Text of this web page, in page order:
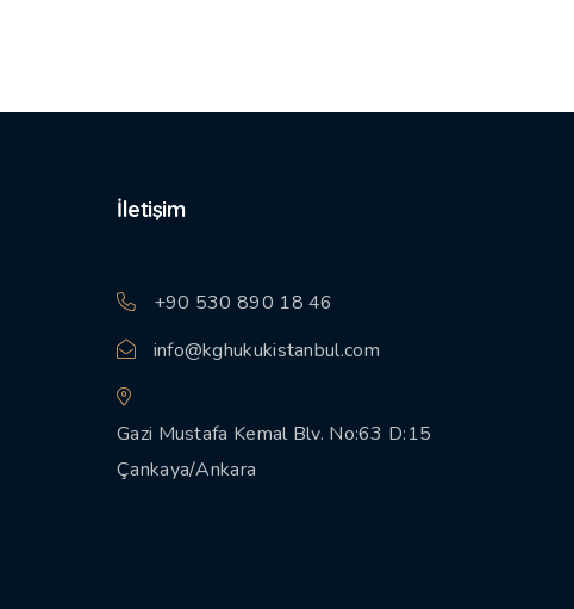
İletişim
+90 530 890 18 46
info@kghukukistanbul.com
Gazi Mustafa Kemal Blv. No:63 D:15
Çankaya/Ankara